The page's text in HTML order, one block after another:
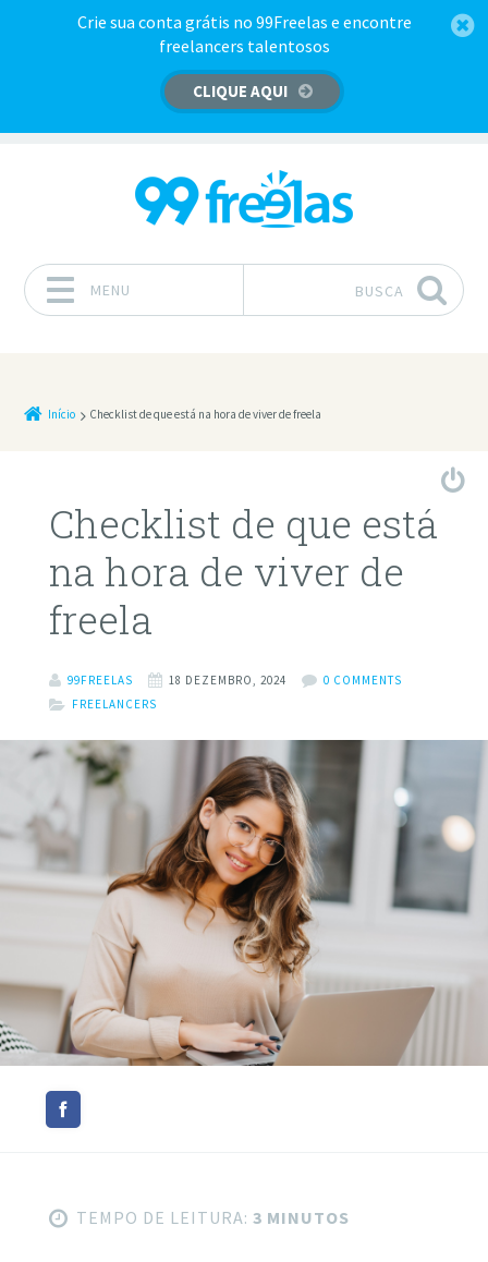
Crie sua conta grátis no 99Freelas e encontre
freelancers talentosos
CLIQUE AQUI
MENU BUSCA
Início Checklist de que está na hora de viver de freela
Checklist de que está
na hora de viver de
freela
99FREELAS 18 DEZEMBRO, 2024
0 COMMENTS
FREELANCERS
TEMPO DE LEITURA: 3 MINUTOS